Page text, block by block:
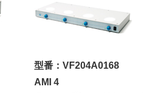
型番：VF204A0168
AMI 4